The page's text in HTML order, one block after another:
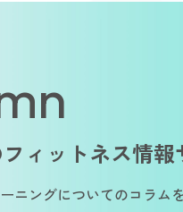
ィットネス情報
ニングについてのコラム